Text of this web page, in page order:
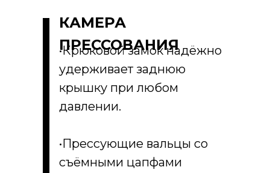
•Крюковой замок надёжно
удерживает заднюю
крышку при любом
давлении.
•Прессующие вальцы со
съёмными цапфами
КАМЕРА
ПРЕССОВАНИЯ